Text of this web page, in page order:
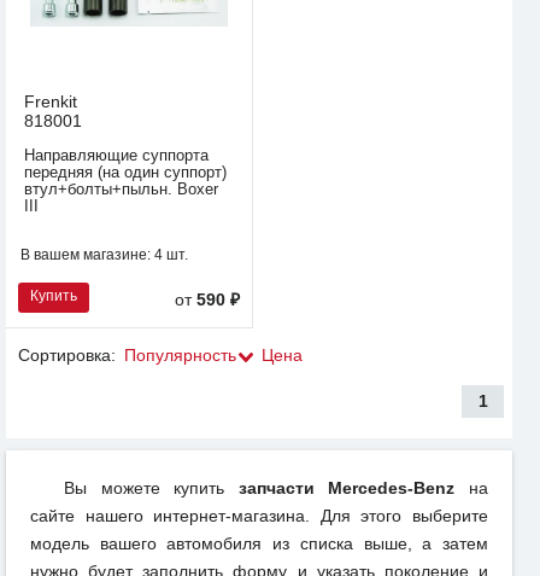
Frenkit
818001
Направляющие суппорта
передняя (на один суппорт)
втул+болты+пыльн. Boxer
III
В вашем магазине: 4 шт.
Купить от590 ₽
Сортировка: Популярность Цена
1
Вы можете купить запчасти Mercedes-Benz на
сайте нашего интернет-магазина. Для этого выберите
модель вашего автомобиля из списка выше, а затем
нужно будет заполнить форму и указать поколение и